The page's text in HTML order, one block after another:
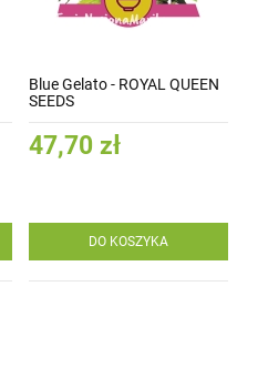
Blue Gelato - ROYAL QUEEN
SEEDS
47,70 zł
DO KOSZYKA